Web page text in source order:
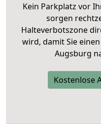
Kein Parkplatz vor
sorgen
Halteverbotszone
wird, damit Sie
Augsburg
Kostenlose